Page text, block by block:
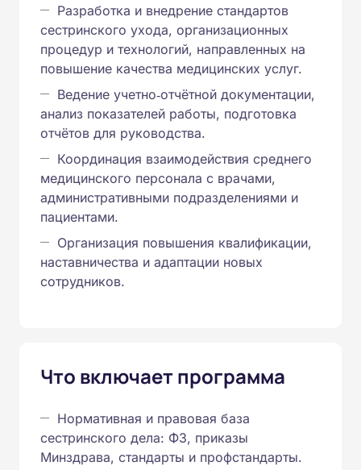
Разработка и внедрение стандартов
сестринского ухода, организационных
процедур и технологий, направленных на
повышение качества медицинских услуг.
Ведение учетно‑отчётной документации,
анализ показателей работы, подготовка
отчётов для руководства.
Координация взаимодействия среднего
медицинского персонала с врачами,
административными подразделениями и
пациентами.
Организация повышения квалификации,
наставничества и адаптации новых
сотрудников.
Что включает программа
Нормативная и правовая база
сестринского дела: ФЗ, приказы
Минздрава, стандарты и профстандарты.